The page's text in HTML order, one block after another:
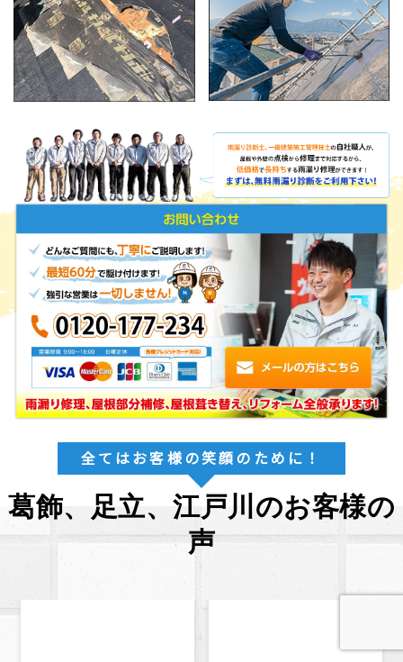
全てはお客様の笑顔のために！
葛飾、足立、江戸川のお客様の
声